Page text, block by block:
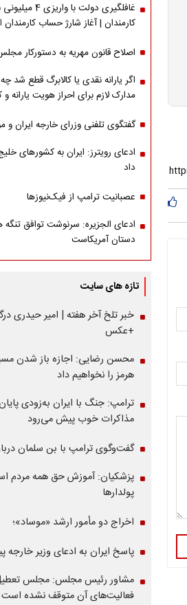
غافلگیری دولت
کارمندان | آغاز شارژ حساب
اصلاح قانون مهریه به دستورکار
اگر یارانه نقدی یا کالابرگ قطع شد
مدارک لازم برای احراز هویت یارانه و
گفتگوی تلفنی وزرای خارجه ایران و
ادعای رویترز: ایران به کشورهای
داد
عصبانیت ترامپ از فیک‌نیوزها
ادعای الجزیره: سرنوشت توافق تنگه
دستان آمریکاست
تازه های سایت
خبر تلخ آخر هفته | امیر حیدری
+عکس
محسن رضایی: اجازه باز شدن
هرمز را نخواهیم داد
ترامپ: جنگ با ایران به‌زودی
مذاکرات خوب پیش می‌رود
گفت‌وگوی ترامپ با بن سلمان
پزشکیان: آموزش حق همه مردم
پولدارها
اخراج دو مأمور ارشد «موساد»؛
پاسخ ایران به ادعای وزیر خارجه
مشاور رئیس مجلس: مجلس
فعالیت‌های آن متوقف نشده است